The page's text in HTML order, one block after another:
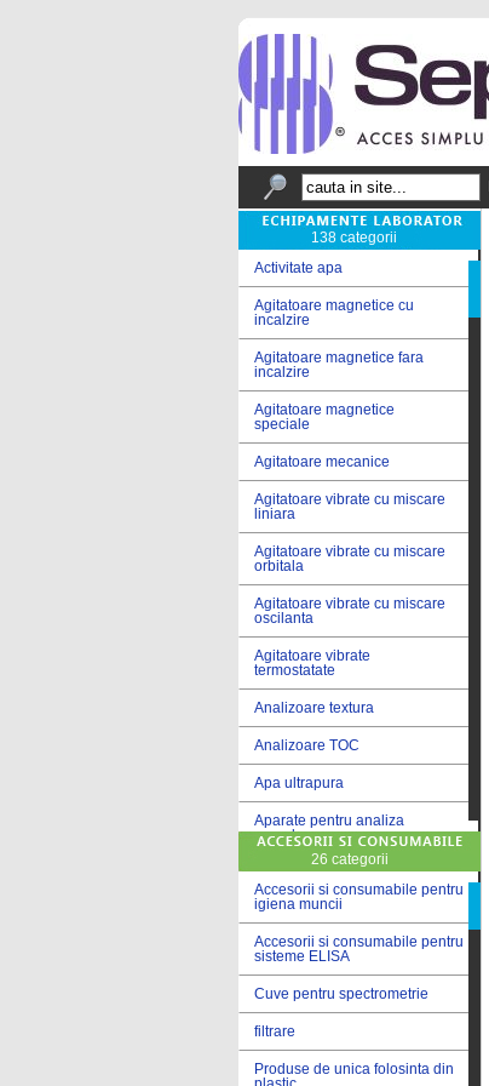
138 categorii
Activitate apa
Agitatoare magnetice cu
incalzire
Agitatoare magnetice fara
incalzire
Agitatoare magnetice
speciale
Agitatoare mecanice
Agitatoare vibrate cu miscare
liniara
Agitatoare vibrate cu miscare
orbitala
Agitatoare vibrate cu miscare
oscilanta
Agitatoare vibrate
termostatate
Analizoare textura
Analizoare TOC
Apa ultrapura
Aparate pentru analiza
cereale
Aparate pentru testare lacuri
si vopsele
Aparate pentru testare lapte
Autoclave
Bai de apa
Bai de apa vibrate
Bai de calibrare
26 categorii
Accesorii si consumabile pentru
igiena muncii
Accesorii si consumabile pentru
sisteme ELISA
Cuve pentru spectrometrie
filtrare
Produse de unica folosinta din